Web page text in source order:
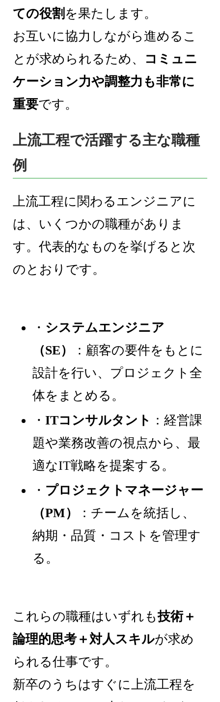
ての役割 を果たします。
お互いに協力しながら進めるこ
とが求められるため、
コミュニ
ケーション力や調整力も非常に
重要です。
上流工程で活躍する主な職種
例
上流工程に関わるエンジニアに
は、いくつかの職種がありま
す。代表的なものを挙げると次
のとおりです。
・ システムエンジニア
（SE）
：顧客の要件をもとに
設計を行い、プロジェクト全
体をまとめる。
・ITコンサルタント ：経営課
題や業務改善の視点から、最
適なIT戦略を提案する。
・ プロジェクトマネージャー
（PM）
：チームを統括し、
納期・品質・コストを管理す
る。
これらの職種はいずれも技術＋
論理的思考＋対人スキルが求め
られる仕事です。
新卒のうちはすぐに上流工程を